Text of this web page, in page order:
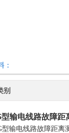
：
别
输电线路故障距
型输电线路故障距离